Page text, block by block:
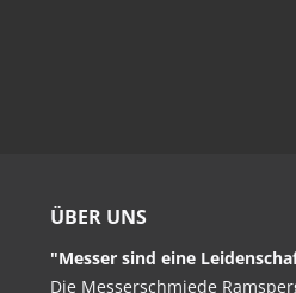
ÜBER UNS
"Messer sind eine
Die Messerschmiede